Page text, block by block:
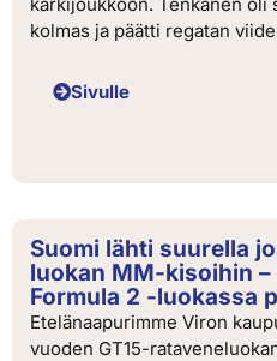
kolmas ja päätti regatan
Sivulle
Suomi lähti suurella
luokan MM-kisoihin
Formula 2 -luokassa
Etelänaapurimme Viron
vuoden GT15-